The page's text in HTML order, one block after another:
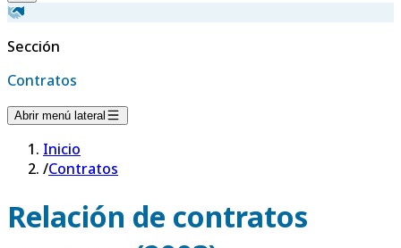
Sección
Contratos
Abrir menú lateral
Inicio
/Contratos
Relación de contratos